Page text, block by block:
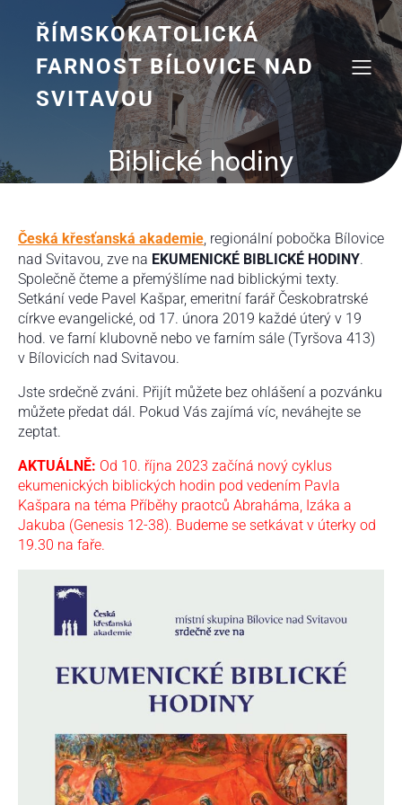
contentŘÍMSKOKATOLICKÁ
FARNOST BÍLOVICE NAD
SVITAVOU
Biblické hodiny
Česká křesťanská akademie, regionální pobočka Bílovice
nad Svitavou, zve na EKUMENICKÉ BIBLICKÉ HODINY.
Společně čteme a přemýšlíme nad biblickými texty.
Setkání vede Pavel Kašpar, emeritní farář Českobratrské
církve evangelické, od 17. února 2019 každé úterý v 19
hod. ve farní klubovně nebo ve farním sále (Tyršova 413)
v Bílovicích nad Svitavou.
Jste srdečně zváni. Přijít můžete bez ohlášení a pozvánku
můžete předat dál. Pokud Vás zajímá víc, neváhejte se
zeptat.
AKTUÁLNĚ: Od 10. října 2023 začíná nový cyklus
ekumenických biblických hodin pod vedením Pavla
Kašpara na téma Příběhy praotců Abraháma, Izáka a
Jakuba (Genesis 12-38). Budeme se setkávat v úterky od
19.30 na faře.